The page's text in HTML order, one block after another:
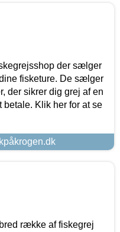
der sælger
fisketure. De sælger
der sikrer dig grej af en
betale. Klik her for at se
række af fiskegrej